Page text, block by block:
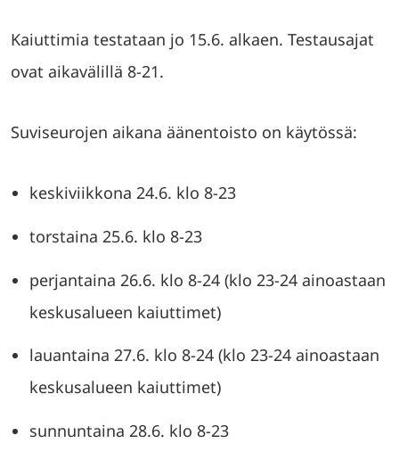
Kaiuttimia testataan jo 15.6. alkaen. Testausajat
ovat aikavälillä 8-21.
Suviseurojen aikana äänentoisto on käytössä:
keskiviikkona 24.6. klo 8-23
torstaina 25.6. klo 8-23
perjantaina 26.6. klo 8-24 (klo 23-24 ainoastaan
keskusalueen kaiuttimet)
lauantaina 27.6. klo 8-24 (klo 23-24 ainoastaan
keskusalueen kaiuttimet)
sunnuntaina 28.6. klo 8-23